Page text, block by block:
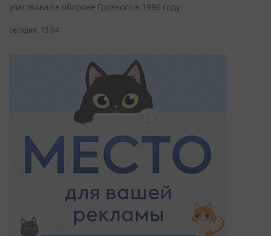
участвовал в обороне Грозного в 1996 году
сегодня, 13:04